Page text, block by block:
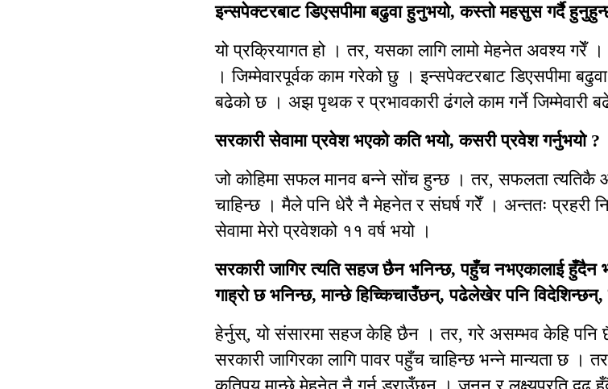
इन्सपेक्टरबाट डिएसपीमा बढुवा हुनुभयो, कस्तो महसुस गर्दै
यो प्रक्रियागत हो । तर, यसका लागि लामो मेहनेत अवश्य गरेँ
। जिम्मेवारपूर्वक काम गरेको छु । इन्सपेक्टरबाट डिएसपीमा
बढेको छ । अझ पृथक र प्रभावकारी ढंगले काम गर्ने जिम्मेवारी
सरकारी सेवामा प्रवेश भएको कति भयो, कसरी प्रवेश गर्नुभयो ?
जो कोहिमा सफल मानव बन्ने सोंच हुन्छ । तर, सफलता
चाहिन्छ । मैले पनि धेरै नै मेहनेत र संघर्ष गरेँ । अन्ततः प्रहरी
सेवामा मेरो प्रवेशको ११ वर्ष भयो ।
सरकारी जागिर त्यति सहज छैन भनिन्छ, पहुँच नभएकालाई हुँदैन
गाह्रो छ भनिन्छ, मान्छे हिच्किचाउँछन्, पढेलेखेर पनि
हेर्नुस्, यो संसारमा सहज केहि छैन । तर, गरे असम्भव केहि पनि
सरकारी जागिरका लागि पावर पहुँच चाहिन्छ भन्ने मान्यता छ ।